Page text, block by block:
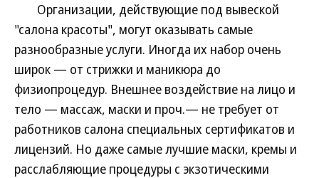
Организации, действующие под вывеской
"салона красоты", могут оказывать самые
разнообразные услуги. Иногда их набор очень
широк — от стрижки и маникюра до
физиопроцедур. Внешнее воздействие на лицо и
тело — массаж, маски и проч.— не требует от
работников салона специальных сертификатов и
лицензий. Но даже самые лучшие маски, кремы и
расслабляющие процедуры с экзотическими